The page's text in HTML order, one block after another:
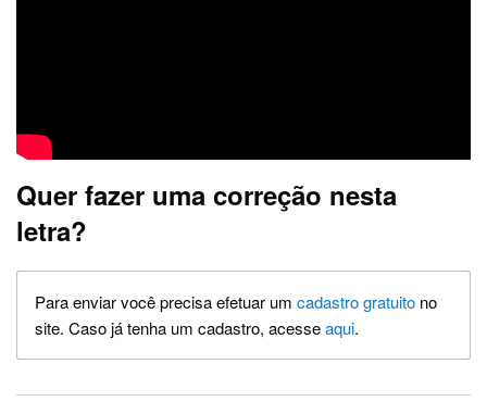
Quer fazer uma correção nesta
letra?
Para enviar você precisa efetuar um cadastro gratuito no
site. Caso já tenha um cadastro, acesseaqui.